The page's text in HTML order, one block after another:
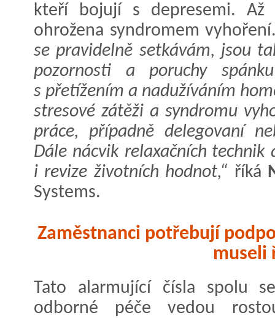
kteří bojují s depresemi. Až
ohrožena syndromem
se pravidelně setkávám, jsou
pozornosti a poruchy
s přetížením a nadužíváním
stresové zátěži a syndromu
práce, případně delegovaní
Dále nácvik relaxačních technik
i revize životních hodnot,“ říká
Systems.
Zaměstnanci potřebují
museli
Tato alarmující čísla spolu
odborné péče vedou